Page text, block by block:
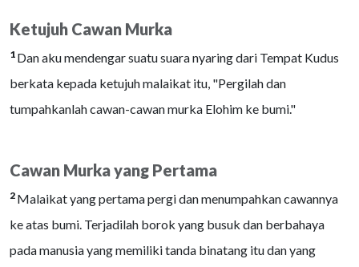
Ketujuh Cawan Murka
1 Dan aku mendengar suatu suara nyaring dari Tempat Kudus
berkata kepada ketujuh malaikat itu, "Pergilah dan
tumpahkanlah cawan-cawan murka Elohim ke bumi."
Cawan Murka yang Pertama
2 Malaikat yang pertama pergi dan menumpahkan cawannya
ke atas bumi. Terjadilah borok yang busuk dan berbahaya
pada manusia yang memiliki tanda binatang itu dan yang